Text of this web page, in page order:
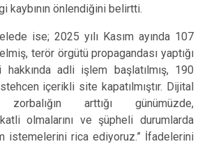
kaybının önlendiğini belirtti.
ise; 2025 yılı Kasım ayında 107
terör örgütü propagandası yaptığı
adli işlem başlatılmış, 190
içerikli site kapatılmıştır. Dijital
zorbalığın arttığı günümüzde,
olmalarını ve şüpheli durumlarda
istemelerini rica ediyoruz.” İfadelerini